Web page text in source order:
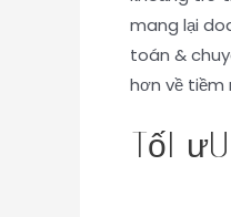
mang lại
toán &
hơn về tiềm
Tối